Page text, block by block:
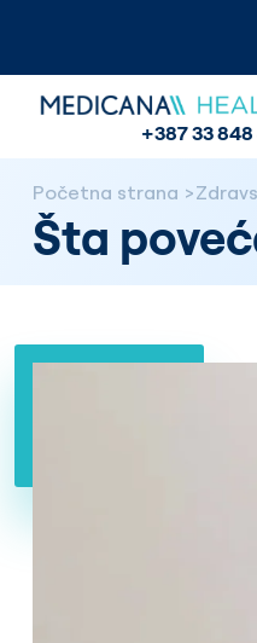
+387 33
Početna strana
Šta